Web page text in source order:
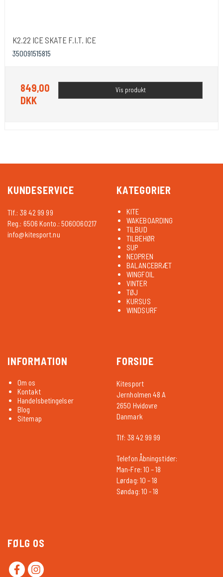
K2.22 ICE SKATE F.I.T. ICE
350091515815
849,00
DKK
Vis produkt
KUNDESERVICE
Tlf.: 38 42 99 99
Reg.: 6506 Konto.: 5060060217
info@kitesport.nu
KATEGORIER
KITE
WAKEBOARDING
TILBUD
TILBEHØR
SUP
NEOPREN
BALANCEBRÆT
WINGFOIL
VINTER
TØJ
KURSUS
WINDSURF
INFORMATION
Om os
Kontakt
Handelsbetingelser
Blog
Sitemap
FORSIDE
Kitesport
Jernholmen 48 A
2650 Hvidovre
Danmark
Tlf: 38 42 99 99
Telefon Åbningstider:
Man-Fre: 10 – 18
Lørdag: 10 – 18
Søndag: 10 - 18
FØLG OS